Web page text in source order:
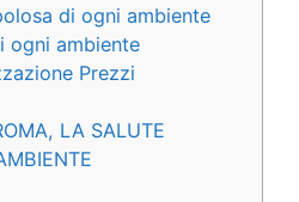
di ogni ambiente
ogni ambiente
Prezzi
LA SALUTE